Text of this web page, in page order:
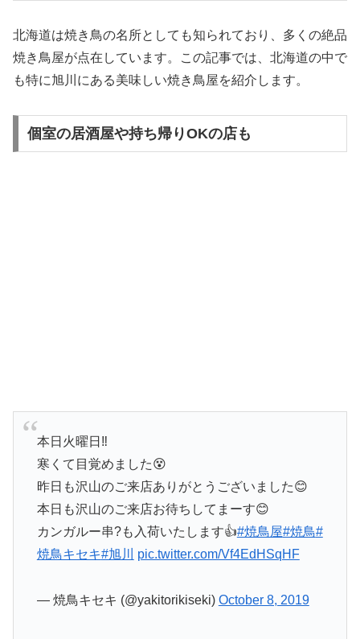
北海道は焼き鳥の名所としても知られており、多くの絶品
焼き鳥屋が点在しています。この記事では、北海道の中で
も特に旭川にある美味しい焼き鳥屋を紹介します。
個室の居酒屋や持ち帰りOKの店も
本日火曜日‼️
寒くて目覚めました😵
昨日も沢山のご来店ありがとうございました😊
本日も沢山のご来店お待ちしてまーす😊
カンガルー串?も入荷いたします👍#焼鳥屋#焼鳥#
焼鳥キセキ#旭川 pic.twitter.com/Vf4EdHSqHF
— 焼鳥キセキ (@yakitorikiseki) October 8, 2019